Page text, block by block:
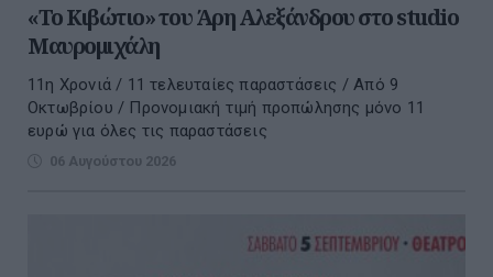
«Το Κιβώτιο» του Άρη Αλεξάνδρου στο studio
Μαυρομιχάλη
11η Χρονιά / 11 τελευταίες παραστάσεις / Από 9
Οκτωβρίου / Προνομιακή τιμή προπώλησης μόνο 11
ευρώ για όλες τις παραστάσεις
06 Αυγούστου 2026